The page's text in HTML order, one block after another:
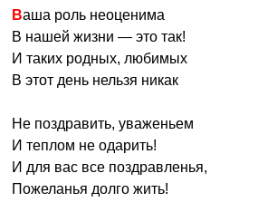
Ваша роль неоценима
В нашей жизни — это так!
И таких родных, любимых
В этот день нельзя никак
Не поздравить, уваженьем
И теплом не одарить!
И для вас все поздравленья,
Пожеланья долго жить!